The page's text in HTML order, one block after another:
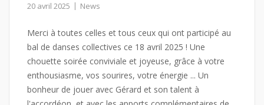
20 avril 2025 News
Merci à toutes celles et tous ceux qui ont participé au
bal de danses collectives ce 18 avril 2025 ! Une
chouette soirée conviviale et joyeuse, grâce à votre
enthousiasme, vos sourires, votre énergie ... Un
bonheur de jouer avec Gérard et son talent à